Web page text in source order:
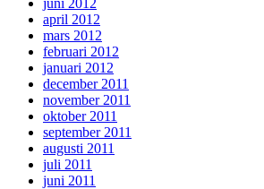
april 2012
mars 2012
februari 2012
januari 2012
december 2011
november 2011
oktober 2011
september 2011
augusti 2011
juli 2011
juni 2011